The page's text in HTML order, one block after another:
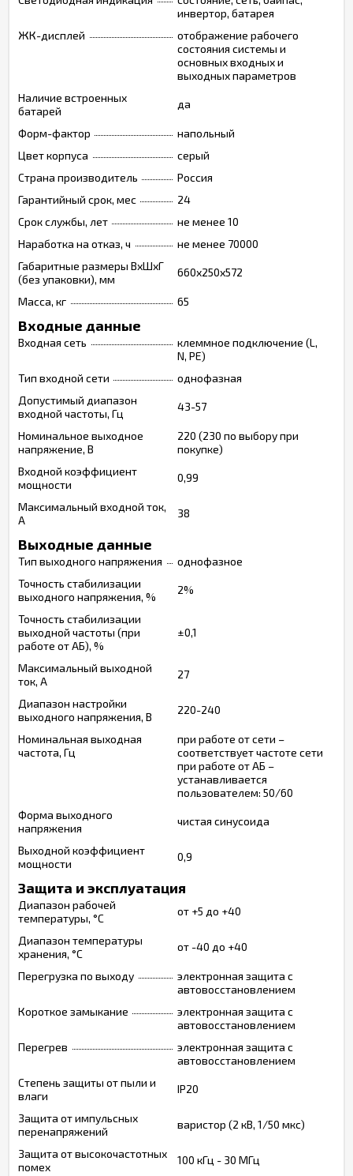
инвертор, батарея
ЖК-дисплей
отображение рабочего
состояния системы и
основных входных и
выходных параметров
Наличие встроенных
батарей
да
Форм-фактор
напольный
Цвет корпуса
серый
Страна производитель
Россия
Гарантийный срок, мес
24
Срок службы, лет
не менее 10
Наработка на отказ, ч
не менее 70000
Габаритные размеры ВхШхГ
(без упаковки), мм
660х250х572
Масса, кг 65
Входные данные
Входная сеть
клеммное подключение (L,
N, PE)
Тип входной сети
однофазная
Допустимый диапазон
входной частоты, Гц
43-57
Номинальное выходное
напряжение, В
220 (230 по выбору при
покупке)
Входной коэффициент
мощности
0,99
Максимальный входной ток,
А
38
Выходные данные
Тип выходного напряжения
однофазное
Точность стабилизации
выходного напряжения, %
2%
Точность стабилизации
выходной частоты (при
работе от АБ), %
±0,1
Максимальный выходной
ток, А
27
Диапазон настройки
выходного напряжения, В
220-240
Номинальная выходная
частота, Гц
при работе от сети –
соответствует частоте сети
при работе от АБ –
устанавливается
пользователем: 50/60
Форма выходного
напряжения
чистая синусоида
Выходной коэффициент
мощности
0,9
Защита и эксплуатация
Диапазон рабочей
температуры, °С
от +5 до +40
Диапазон температуры
хранения, °С
от -40 до +40
Перегрузка по выходу
электронная защита с
автовосстановлением
Короткое замыкание
электронная защита с
автовосстановлением
Перегрев
электронная защита с
автовосстановлением
Степень защиты от пыли и
влаги
IP20
Защита от импульсных
перенапряжений
варистор (2 кВ, 1/50 мкс)
Защита от высокочастотных
помех
100 кГц - 30 МГц